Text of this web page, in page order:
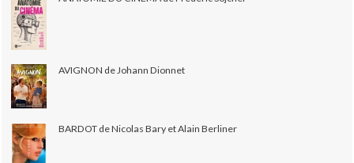
AVIGNON de Johann Dionnet
BARDOT de Nicolas Bary et Alain Berliner